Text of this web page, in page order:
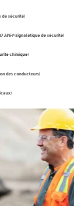
de sécurité)
3864 (signalétique de sécurité)
chimique)
des conducteurs)